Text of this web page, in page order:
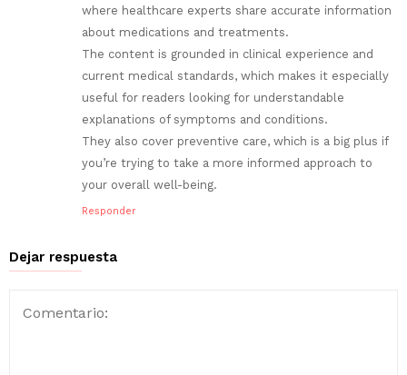
where healthcare experts share accurate information
about medications and treatments.
The content is grounded in clinical experience and
current medical standards, which makes it especially
useful for readers looking for understandable
explanations of symptoms and conditions.
They also cover preventive care, which is a big plus if
you’re trying to take a more informed approach to
your overall well-being.
Responder
Dejar respuesta